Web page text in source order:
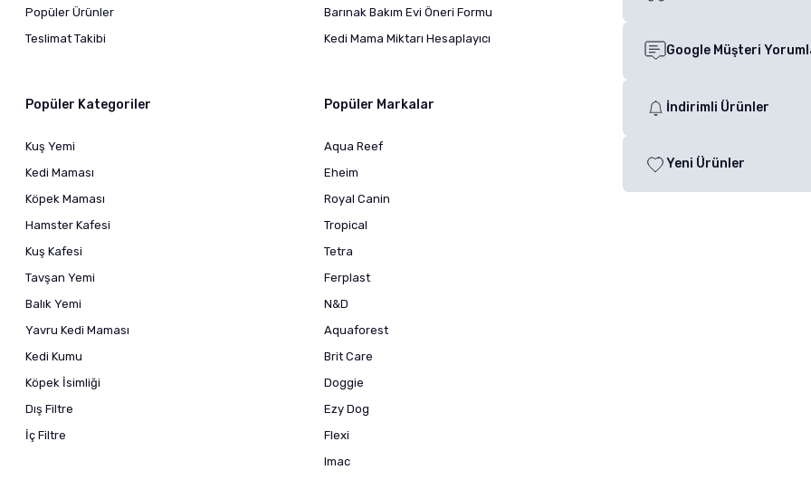
Popüler Ürünler
Teslimat Takibi
Barınak Bakım Evi Öneri Formu
Kedi Mama Miktarı Hesaplayıcı
Popüler Kategoriler
Kuş Yemi
Kedi Maması
Köpek Maması
Hamster Kafesi
Kuş Kafesi
Tavşan Yemi
Balık Yemi
Yavru Kedi Maması
Kedi Kumu
Köpek İsimliği
Dış Filtre
İç Filtre
Popüler Markalar
Aqua Reef
Eheim
Royal Canin
Tropical
Tetra
Ferplast
N&D
Aquaforest
Brit Care
Doggie
Ezy Dog
Flexi
Imac
Google Müşteri
İndirimli Ürünler
Yeni Ürünler